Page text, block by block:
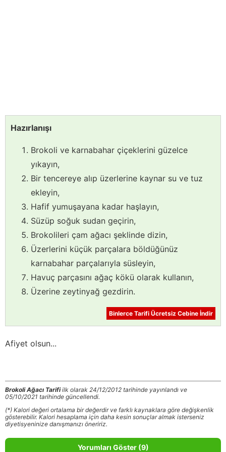
Hazırlanışı
Brokoli ve karnabahar çiçeklerini güzelce
yıkayın,
Bir tencereye alıp üzerlerine kaynar su ve tuz
ekleyin,
Hafif yumuşayana kadar haşlayın,
Süzüp soğuk sudan geçirin,
Brokolileri çam ağacı şeklinde dizin,
Üzerlerini küçük parçalara böldüğünüz
karnabahar parçalarıyla süsleyin,
Havuç parçasını ağaç kökü olarak kullanın,
Üzerine zeytinyağ gezdirin.
Binlerce Tarifi Ücretsiz Cebine İndir
Afiyet olsun...
Brokoli Ağacı Tarifiilk olarak 24/12/2012 tarihinde yayınlandı ve
05/10/2021 tarihinde güncellendi.
(*) Kalori değeri ortalama bir değerdir ve farklı kaynaklara göre değişkenlik
gösterebilir. Kalori hesaplama için daha kesin sonuçlar almak isterseniz
diyetisyeninize danışmanızı öneririz.
Yorumları Göster (9)